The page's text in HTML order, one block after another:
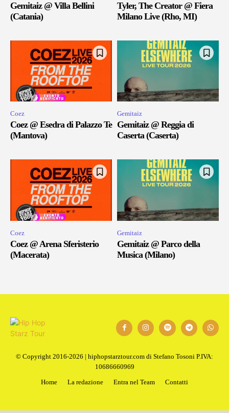
Gemitaiz @ Villa Bellini
(Catania)
Tyler, The Creator @ Fiera
Milano Live (Rho, MI)
Coez
Coez @ Esedra di Palazzo Te
(Mantova)
Gemitaiz
Gemitaiz @ Reggia di
Caserta (Caserta)
Coez
Coez @ Arena Sferisterio
(Macerata)
Gemitaiz
Gemitaiz @ Parco della
Musica (Milano)
© Copyright 2016-2026 | hiphopstarztour.com di Stefano Tosoni P.IVA:
10686660969
Home
La redazione Entra nel Team Contatti